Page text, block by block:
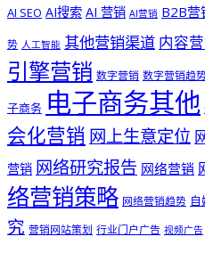
AI SEO AI搜索 AI 营销 AI营销 B2B营
势 人工智能 其他营销渠道 内容
引擎营销 数字营销 数字营销趋
子商务 电子商务其他
会化营销 网上生意定位
营销 网络研究报告 网络营销
络营销策略 网络营销趋势
究 营销网站策划 行业门户广告 视频广告